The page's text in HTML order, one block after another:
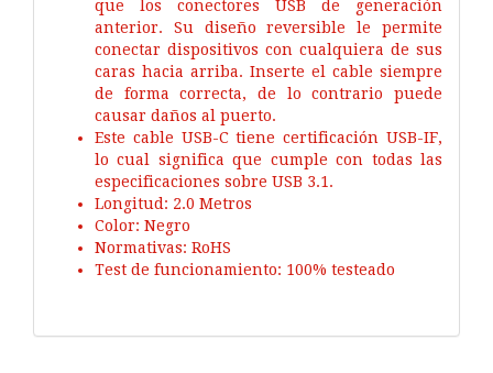
que los conectores USB de generación
anterior. Su diseño reversible le permite
conectar dispositivos con cualquiera de sus
caras hacia arriba. Inserte el cable siempre
de forma correcta, de lo contrario puede
causar daños al puerto.
Este cable USB-C tiene certificación USB-IF,
lo cual significa que cumple con todas las
especificaciones sobre USB 3.1.
Longitud: 2.0 Metros
Color: Negro
Normativas: RoHS
Test de funcionamiento: 100% testeado